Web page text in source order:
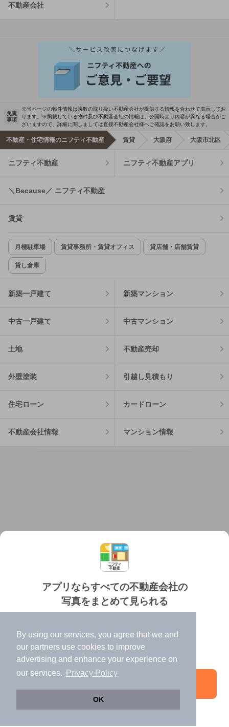
By using our services, you agree that we and
our partners use cookies to improve
advertising and enhance your experience on
our services.
Privacy Policy
OK
不動産会社
アプリならすべての不動産会社の
写真をまとめて見られる
✔️
高速表示で似た物件も見つけやすい
✔️
便利な通知機能も充実
免責
事項
※当ページの物件情報は複数の取り扱い不動産会社が提供する情報を合わせて表示してお
ります。※掲載している物件及び不動産会社の情報は、公開時より内容が異なる場合がご
ざいますので、詳細に関しましては直接不動産会社様へご確認をお願い致します。
不動産・住宅情報のニフティ不動産 賃貸 大阪府 大阪市北区
ニフティ不動産 ニフティ不動産アプリ
＼Because／ ニフティ不動産
賃貸
月極駐車場 賃貸事務所・賃貸オフィス 貸店舗・店舗賃貸
貸し倉庫
新築一戸建て 新築マンション
中古一戸建て 中古マンション
土地 不動産売却
外壁塗装 引越し見積もり
住宅ローン カードローン
不動産会社情報 マンション情報
個人情報保護ポリシー 利用規約
©NIFTY Lifestyle Co., Ltd.